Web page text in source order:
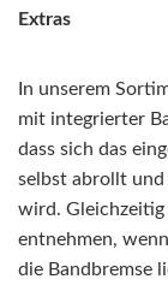
Extras
In unserem
mit integrierter
dass sich das
selbst abrollt und
wird. Gleichzeitig
entnehmen,
die Bandbremse